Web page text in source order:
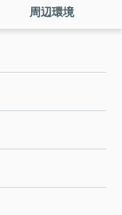
周辺環境